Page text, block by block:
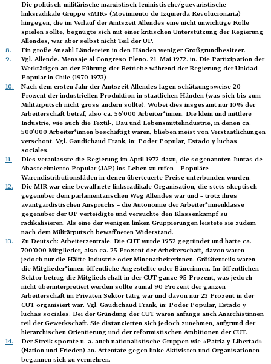
Die politisch-militärische marxistisch-leninistische/guevaristische
linksradikale Gruppe «MIR» (Movimiento de Izquierda Revolucionaria)
hingegen, die im Verlauf der Amtszeit Allendes eine nicht unwichtige Rolle
spielen sollte, begnügte sich mit einer kritischen Unterstützung der Regierung
Allendes, war aber selbst nicht Teil der UP.
8.
Ein große Anzahl Ländereien in den Händen weniger Großgrundbesitzer.
9.
Vgl. Allende. Mensaje al Congreso Pleno. 21. Mai 1972. in. Die Partizipation der
Werktätigen an der Führung der Betriebe während der Regierung der Unidad
Popular in Chile (1970-1973)
10.
Nach dem ersten Jahr der Amtszeit Allendes lagen schätzungsweise 20
Prozent der industriellen Produktion in staatlichen Händen (was sich bis zum
Militärputsch nicht gross ändern sollte). Wobei dies insgesamt nur 10% der
Arbeiterschaft betraf, also ca. 56’000 Arbeiter*innen. Die klein und mittlere
Industrie, wie auch die Textil-, Bau und Lebensmittelindustrie, in denen ca.
500’000 Arbeiter*innen beschäftigt waren, blieben meist von Verstaatlichungen
verschont. Vgl. Gaudichaud Frank, in: Poder Popular, Estado y luchas
sociales.
11.
Dies veranlasste die Regierung im April 1972 dazu, die sogenannten Juntas de
Abastecimiento Popular (JAP) ins Leben zu rufen – Populäre
Warendistributionsläden in denen überteuerte Preise unterbunden wurden.
12.
Die MIR war eine bewaffnete linksradikale Organisation, die stets skeptisch
gegenüber dem parlamentarischen Weg Allendes war und – trotz ihres
avantgardistischen Anspruchs – die Autonomie der Arbeiter*innenklasse
gegenüber der UP verteidigte und versuchte den Klassenkampf zu
radikalisieren. Als eine der wenigen linken Gruppierungen leistete sie zudem
nach dem Militärputsch bewaffneten Widerstand.
13.
Zu Deutsch: Arbeiterzentrale. Die CUT wurde 1952 gegründet und hatte ca.
700’000 Mitglieder, also ca. 25 Prozent der Arbeiterschaft, davon waren
jedoch nur die Hälfte Industrie oder Minenarbeiterinnen. Größtenteils waren
die Mitglieder*innen öffentliche Angestellte oder Bäuerinnen. Im öffentlichen
Sektor betrug die Mitgliedschaft in der CUT ganze 95 Prozent, was jedoch
nicht überinterpretiert werden sollte zumal 90 Prozent der ganzen
Arbeiterschaft im Privaten Sektor tätig war und davon nur 23 Prozent in der
CUT organisiert war. Vgl. Gaudichaud Frank, in: Poder Popular, Estado y
luchas sociales. Bei der Gründung der CUT waren anfangs auch Anarchistinnen
teil der Gewerkschaft. Sie distanzierten sich jedoch zunehmen, aufgrund der
hierarchischen Orientierung und der reformistischen Ambitionen der CUT.
14.
Der Streik spornte u. a. auch nationalistische Gruppen wie «Patria y Libertad»
(Nation und Frieden) an. Attentate gegen linke Aktivisten und Organisationen
begannen sich zu vermehren.